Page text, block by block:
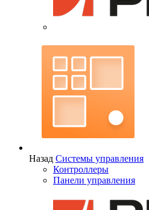
Назад Системы управления
Контроллеры
Панели управления